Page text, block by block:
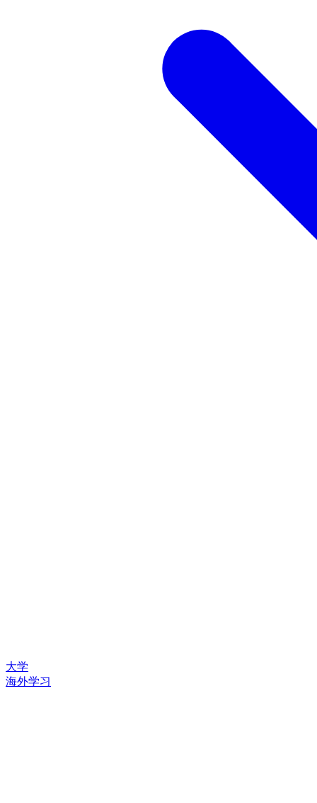
大学
海外学习